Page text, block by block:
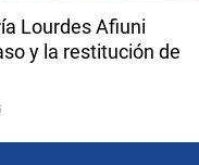
Lourdes Afiuni
y la restitución de